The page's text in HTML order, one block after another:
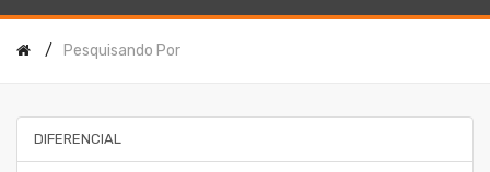
Pesquisando Por
DIFERENCIAL